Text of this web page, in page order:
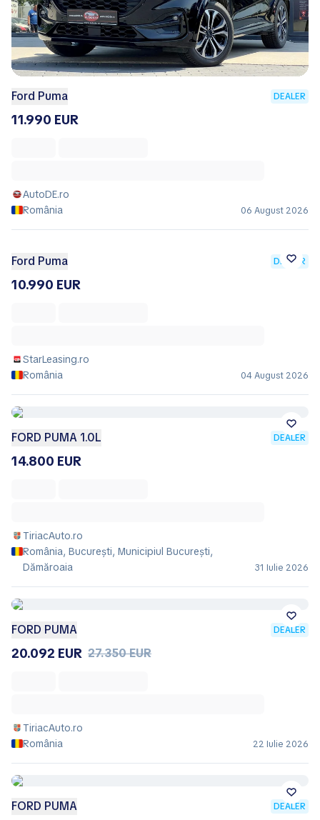
Ford Puma DEALER
11.990 EUR
AutoDE.ro
România
06 August 2026
Ford Puma DEALER
10.990 EUR
StarLeasing.ro
România
04 August 2026
FORD PUMA 1.0L DEALER
14.800 EUR
TiriacAuto.ro
România, București, Municipiul Bucureşti,
Dămăroaia
31 Iulie 2026
FORD PUMA DEALER
20.092 EUR 27.350 EUR
TiriacAuto.ro
România
22 Iulie 2026
FORD PUMA DEALER